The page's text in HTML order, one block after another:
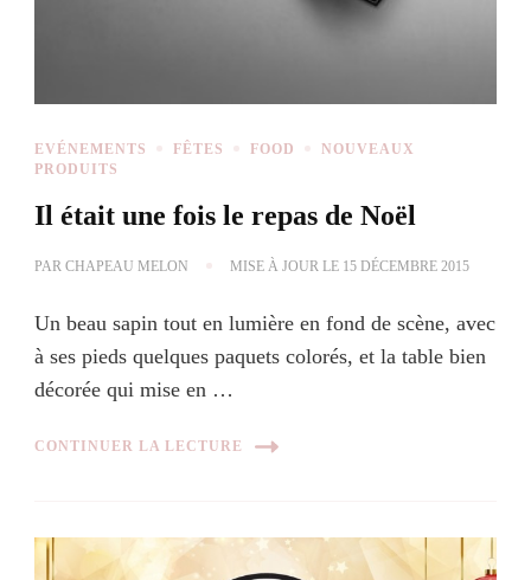
EVÉNEMENTS FÊTES FOOD
NOUVEAUX
PRODUITS
Il était une fois le repas de Noël
PAR CHAPEAU MELON MISE À JOUR LE 15 DÉCEMBRE 2015
Un beau sapin tout en lumière en fond de scène, avec
à ses pieds quelques paquets colorés, et la table bien
décorée qui mise en …
CONTINUER LA LECTURE